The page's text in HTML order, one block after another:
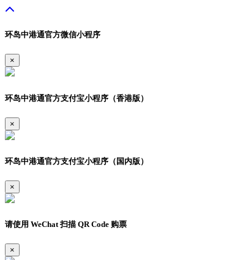
环岛中港通官方微信小程序
×
环岛中港通官方支付宝小程序（香港版）
×
环岛中港通官方支付宝小程序（国内版）
×
请使用 WeChat 扫描 QR Code 购票
×